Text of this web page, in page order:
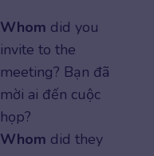
Whom did you
invite to the
meeting? Bạn đã
mời ai đến cuộc
họp?
Whom did they